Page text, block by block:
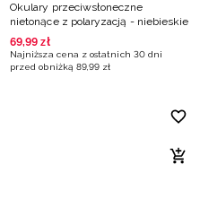
Okulary przeciwsłoneczne
nietonące z polaryzacją - niebieskie
69,99 zł
Najniższa cena z ostatnich 30 dni
przed obniżką 89,99 zł